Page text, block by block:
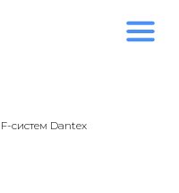
систем Dantex